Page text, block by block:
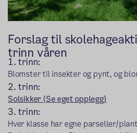
Forslag til
trinn våren
1. trinn:
Blomster til insekter og pynt, og
2. trinn:
Solsikker (Se eget opplegg)
3. trinn:
Hver klasse har egne parseller/